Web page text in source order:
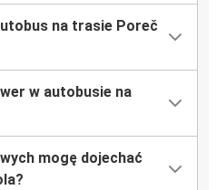
na trasie Poreč
w autobusie na
mogę dojechać